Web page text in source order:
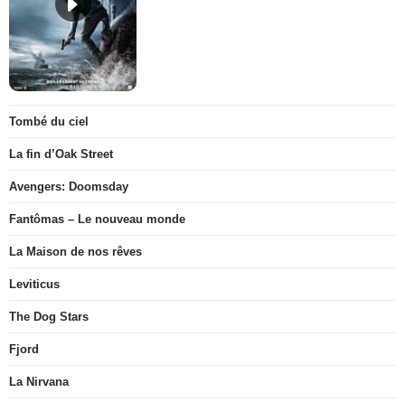
Tombé du ciel
La fin d’Oak Street
Avengers: Doomsday
Fantômas – Le nouveau monde
La Maison de nos rêves
Leviticus
The Dog Stars
Fjord
La Nirvana